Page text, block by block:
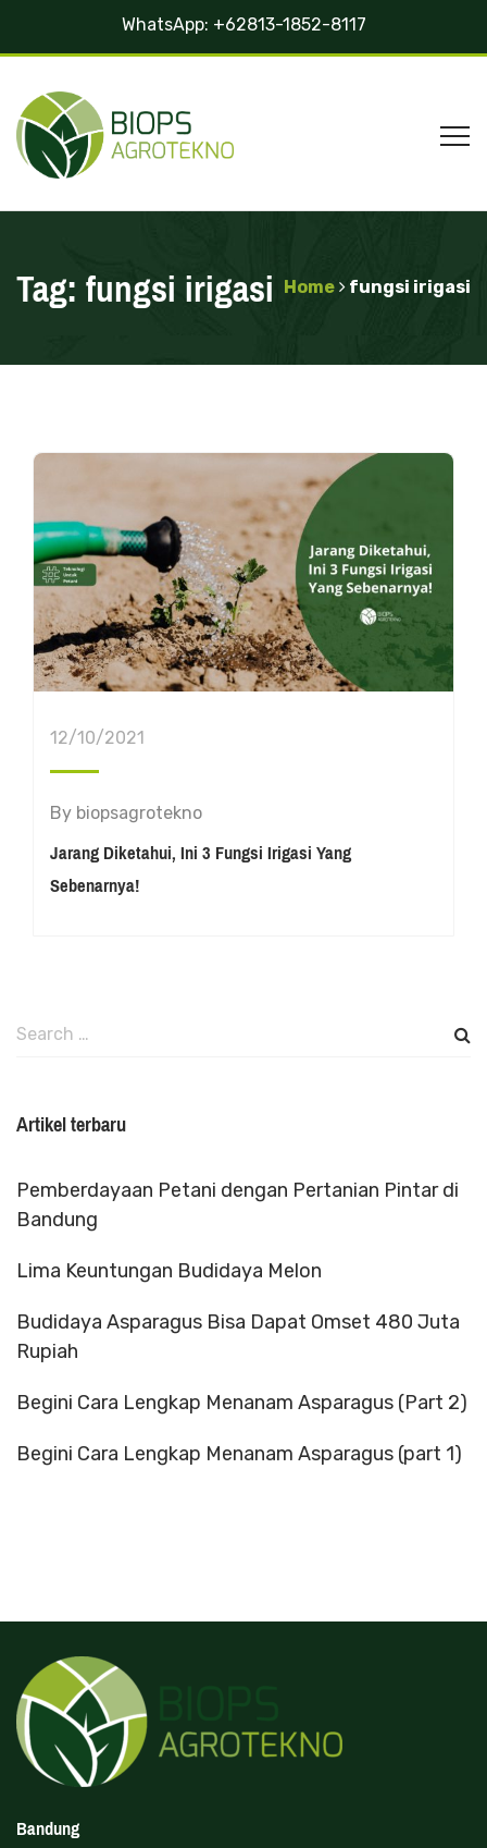
WhatsApp: +62813-1852-8117
Tag:fungsi irigasi Home fungsi irigasi
12/10/2021
By biopsagrotekno
Jarang Diketahui, Ini 3 Fungsi Irigasi Yang
Sebenarnya!
Search
Artikel terbaru
Pemberdayaan Petani dengan Pertanian Pintar di
Bandung
Lima Keuntungan Budidaya Melon
Budidaya Asparagus Bisa Dapat Omset 480 Juta
Rupiah
Begini Cara Lengkap Menanam Asparagus (Part 2)
Begini Cara Lengkap Menanam Asparagus (part 1)
Bandung